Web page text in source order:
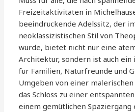
Freizeitaktivitäten in
beeindruckende Adelssitz, der
neoklassizistischen Stil von
wurde, bietet nicht nur eine
Architektur, sondern ist auch ein
für Familien, Naturfreunde und
Umgeben von einer
das Schloss zu einer
einem gemütlichen Spaziergang